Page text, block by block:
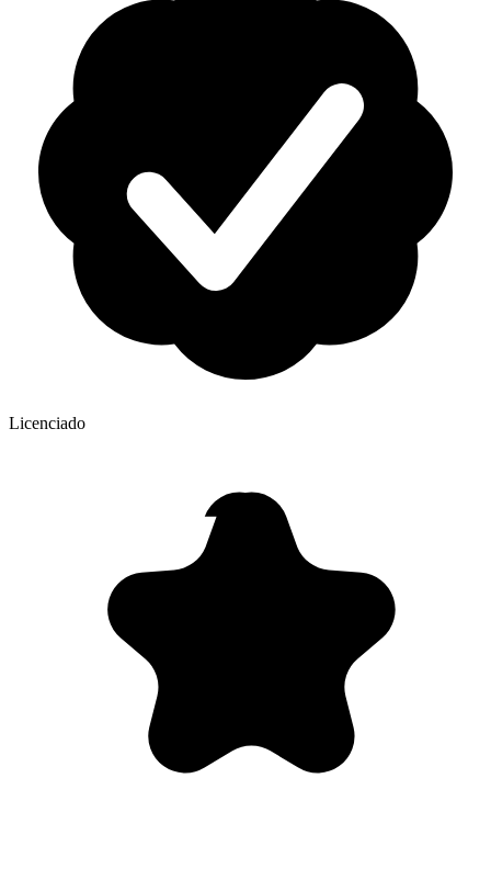
Licenciado